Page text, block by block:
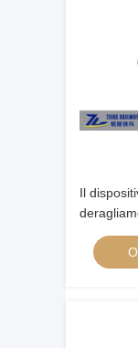
Il
freno di